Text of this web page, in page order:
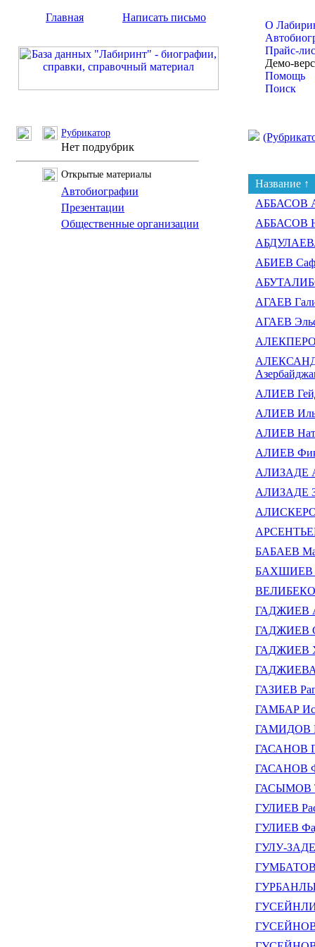
Главная Написать письмо
О
Прайс-
Демо-
Помощь
Поиск
Рубрикатор
Нет подрубрик
Открытые материалы
Автобиографии
Презентации
Общественные организации
Название ↑
АББАСОВ
АББАСОВ
АБИЕВ
АГАЕВ
АГАЕВ
АЛИЕВ
АЛИЕВ
АЛИЕВ
АЛИЕВ
АЛИЗАДЕ
АЛИЗАДЕ
БАБАЕВ
БАХШИЕВ
ГАДЖИЕВ
ГАДЖИЕВ
ГАДЖИЕВ
ГАДЖИЕВА
ГАЗИЕВ
ГАМБАР
ГАМИДОВ
ГАСАНОВ
ГАСАНОВ
ГАСЫМОВ
ГУЛИЕВ
ГУЛИЕВ
ГУЛУ-
ГУМБАТОВ
ГУРБАНЛЫ
ГУСЕЙНЛИ
ГУСЕЙНОВ